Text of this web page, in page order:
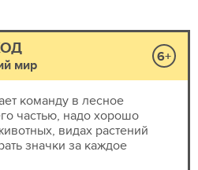
мир 6+
команду в лесное
частью, надо хорошо
видах растений
значки за каждое